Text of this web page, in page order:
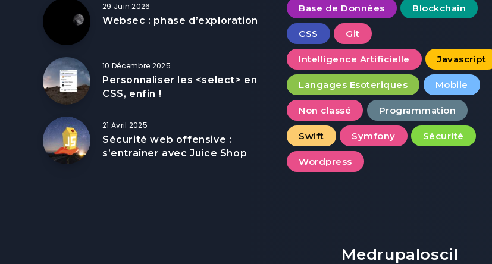
29 Juin 2026
Websec : phase d’exploration
10 Décembre 2025
Personnaliser les <select> en
CSS, enfin !
21 Avril 2025
Sécurité web offensive :
s’entraîner avec Juice Shop
Base de Données Blockchain
CSS Git
Intelligence Artificielle Javascript
Langages Esoteriques Mobile
Non classé Programmation
Swift Symfony Sécurité
Wordpress
Medrupaloscil